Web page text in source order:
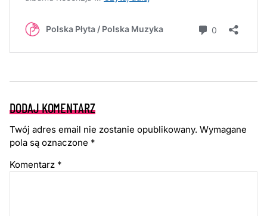
DODAJ KOMENTARZ
Twój adres email nie zostanie opublikowany. Wymagane
pola są oznaczone *
Komentarz *